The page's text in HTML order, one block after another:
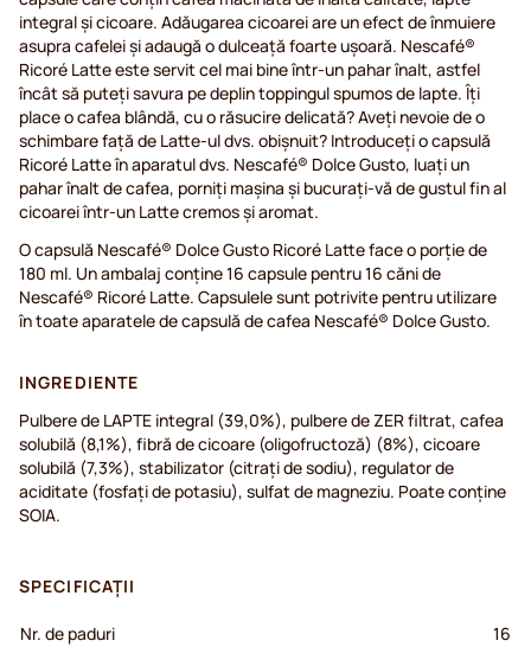
integral și cicoare. Adăugarea cicoarei are un efect de înmuiere
asupra cafelei și adaugă o dulceață foarte ușoară. Nescafé®
Ricoré Latte este servit cel mai bine într-un pahar înalt, astfel
încât să puteți savura pe deplin toppingul spumos de lapte. Îți
place o cafea blândă, cu o răsucire delicată? Aveți nevoie de o
schimbare față de Latte-ul dvs. obișnuit? Introduceți o capsulă
Ricoré Latte în aparatul dvs. Nescafé® Dolce Gusto, luați un
pahar înalt de cafea, porniți mașina și bucurați-vă de gustul fin al
cicoarei într-un Latte cremos și aromat.
O capsulă Nescafé® Dolce Gusto Ricoré Latte face o porție de
180 ml. Un ambalaj conține 16 capsule pentru 16 căni de
Nescafé® Ricoré Latte. Capsulele sunt potrivite pentru utilizare
în toate aparatele de capsulă de cafea Nescafé® Dolce Gusto.
INGREDIENTE
Pulbere de LAPTE integral (39,0%), pulbere de ZER filtrat, cafea
solubilă (8,1%), fibră de cicoare (oligofructoză) (8%), cicoare
solubilă (7,3%), stabilizator (citrați de sodiu), regulator de
aciditate (fosfați de potasiu), sulfat de magneziu. Poate conține
SOIA.
SPECIFICAȚII
Nr. de paduri
16